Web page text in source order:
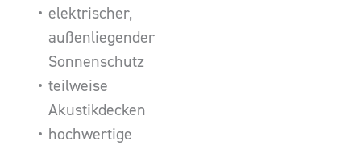
elektrischer,
außenliegender
Sonnenschutz
teilweise
Akustikdecken
hochwertige